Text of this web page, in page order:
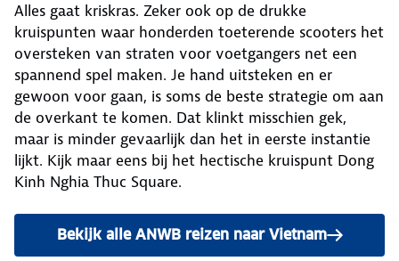
Alles gaat kriskras. Zeker ook op de drukke
kruispunten waar honderden toeterende scooters het
oversteken van straten voor voetgangers net een
spannend spel maken. Je hand uitsteken en er
gewoon voor gaan, is soms de beste strategie om aan
de overkant te komen. Dat klinkt misschien gek,
maar is minder gevaarlijk dan het in eerste instantie
lijkt. Kijk maar eens bij het hectische kruispunt Dong
Kinh Nghia Thuc Square.
Bekijk alle ANWB reizen naar Vietnam